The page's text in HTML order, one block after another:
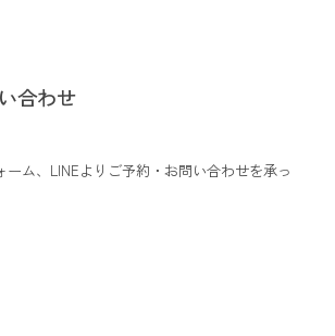
合わせ
ーム、LINEよりご予約・お問い合わせを承っ